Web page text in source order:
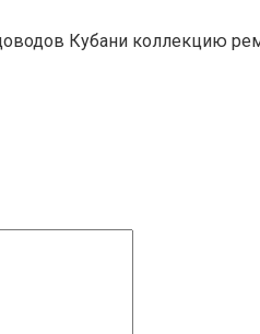
Кубани коллекцию